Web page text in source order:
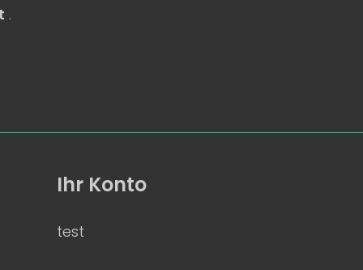
.
Ihr Konto
test